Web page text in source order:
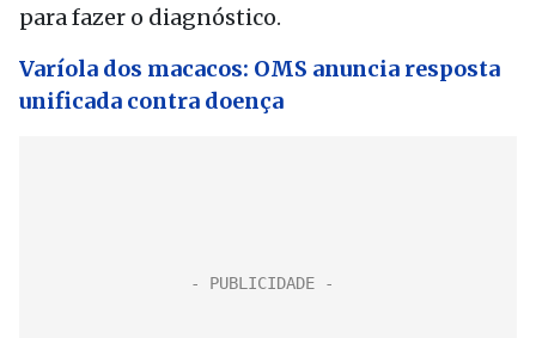
para fazer o diagnóstico.
Varíola dos macacos: OMS anuncia resposta
unificada contra doença